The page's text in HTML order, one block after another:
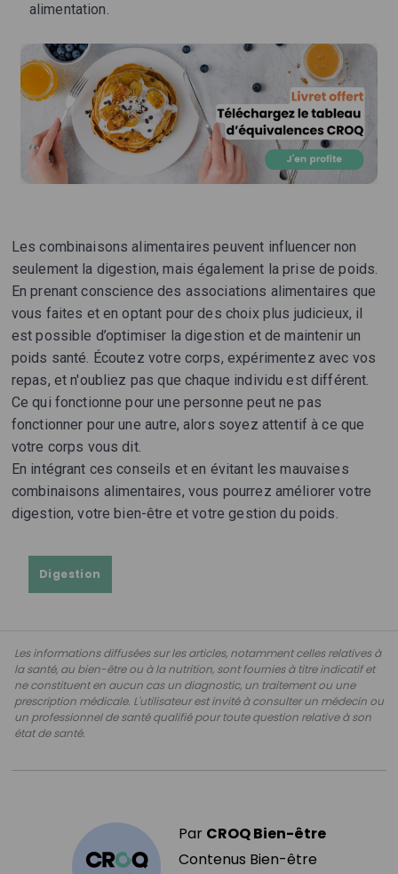
alimentation.
Les combinaisons alimentaires peuvent influencer non
seulement la digestion, mais également la prise de poids.
En prenant conscience des associations alimentaires que
vous faites et en optant pour des choix plus judicieux, il
est possible d’optimiser la digestion et de maintenir un
poids santé. Écoutez votre corps, expérimentez avec vos
repas, et n'oubliez pas que chaque individu est différent.
Ce qui fonctionne pour une personne peut ne pas
fonctionner pour une autre, alors soyez attentif à ce que
votre corps vous dit.
En intégrant ces conseils et en évitant les mauvaises
combinaisons alimentaires, vous pourrez améliorer votre
digestion, votre bien-être et votre gestion du poids.
Digestion
Les informations diffusées sur les articles, notamment celles relatives à
la santé, au bien-être ou à la nutrition, sont fournies à titre indicatif et
ne constituent en aucun cas un diagnostic, un traitement ou une
prescription médicale. L'utilisateur est invité à consulter un médecin ou
un professionnel de santé qualifié pour toute question relative à son
état de santé.
Par CROQ Bien-être
Contenus Bien-être